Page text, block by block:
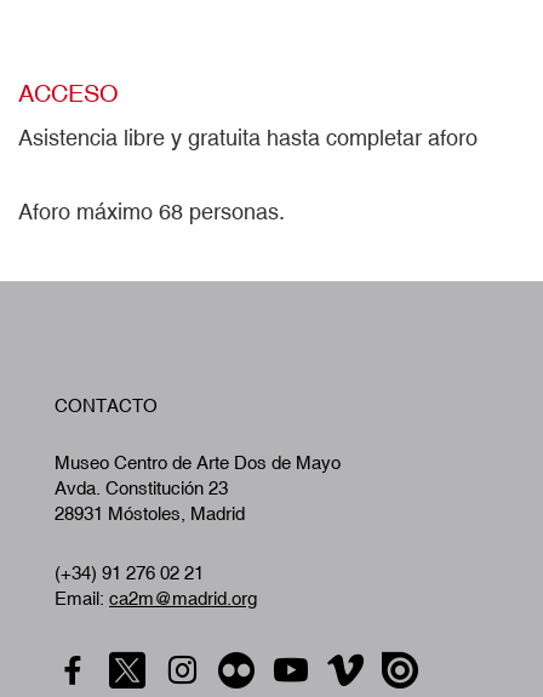
ACCESO
Asistencia libre y gratuita hasta completar aforo
Aforo máximo 68 personas.
CONTACTO
Museo Centro de Arte Dos de Mayo
Avda. Constitución 23
28931 Móstoles, Madrid
(+34) 91 276 02 21
Email: ca2m@madrid.org